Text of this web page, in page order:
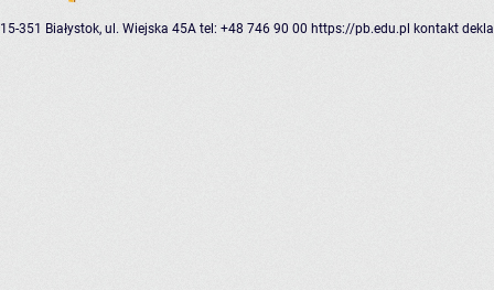
15-351 Białystok, ul. Wiejska 45A tel: +48 746 90 00 https://pb.edu.pl kontakt